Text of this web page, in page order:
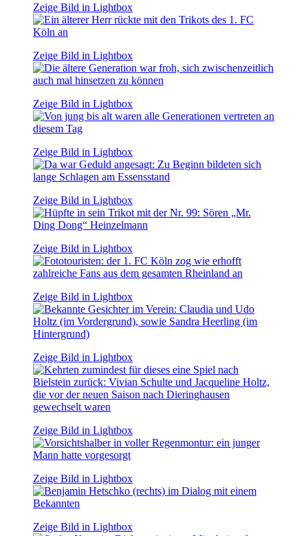
Zeige Bild in Lightbox
Zeige Bild in Lightbox
Zeige Bild in Lightbox
Zeige Bild in Lightbox
Zeige Bild in Lightbox
Zeige Bild in Lightbox
Zeige Bild in Lightbox
Zeige Bild in Lightbox
Zeige Bild in Lightbox
Zeige Bild in Lightbox
Zeige Bild in Lightbox